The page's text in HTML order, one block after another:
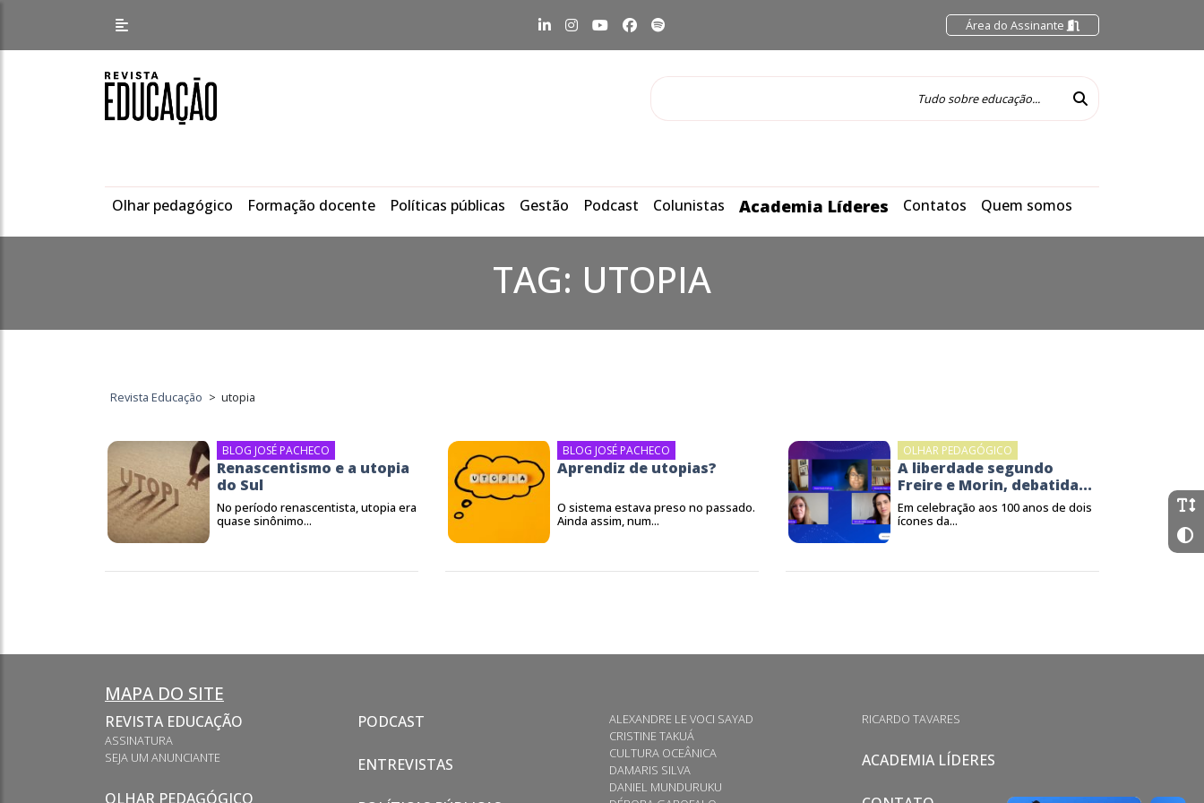
Área do Assinante
Olhar pedagógico Formação docente Políticas públicas Gestão Podcast Colunistas Academia Líderes Contatos Quem somos
TAG: UTOPIA
Revista Educação > utopia
BLOG JOSÉ PACHECO
Renascentismo e a utopia
do Sul
No período renascentista, utopia era
quase sinônimo...
BLOG JOSÉ PACHECO
Aprendiz de utopias?
O sistema estava preso no passado.
Ainda assim, num...
OLHAR PEDAGÓGICO
A liberdade segundo
Freire e Morin, debatida...
Em celebração aos 100 anos de dois
ícones da...
MAPA DO SITE
REVISTA EDUCAÇÃO
ASSINATURA
SEJA UM ANUNCIANTE
OLHAR PEDAGÓGICO
PODCAST
ENTREVISTAS
ALEXANDRE LE VOCI SAYAD
CRISTINE TAKUÁ
CULTURA OCEÂNICA
DAMARIS SILVA
DANIEL MUNDURUKU
RICARDO TAVARES
ACADEMIA LÍDERES